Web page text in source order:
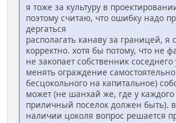
я тоже за культуру в
поэтому считаю, что ошибку надо
дергаться
располагать канаву за границей, я
корректно. хотя бы потому, что не
не закопает собственник соседнего
менять ограждение самостоятельно
бесцокольного на капитальное)
может (не шанхай же, где у каждого
приличный поселок должен быть).
наличии цоколя вопрос решается